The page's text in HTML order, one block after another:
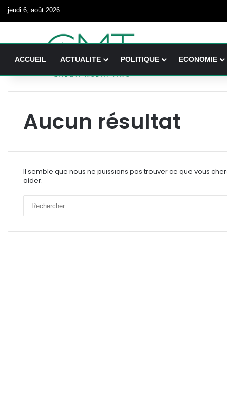
jeudi 6, août 2026
ACCUEIL ACTUALITE POLITIQUE ECONOMIE
Aucun résultat
Il semble que nous ne puissions pas trouver ce que vous
aider.